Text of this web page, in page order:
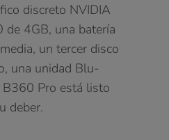
discreto NVIDIA
4GB, una batería
un tercer disco
una unidad Blu-
B360 Pro está listo
deber.